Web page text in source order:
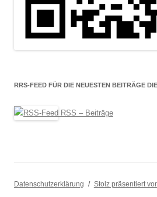
RRS-FEED FÜR DIE NEUESTEN BEITRÄGE
RSS – Beiträge
Datenschutzerklärung Stolz präsentiert